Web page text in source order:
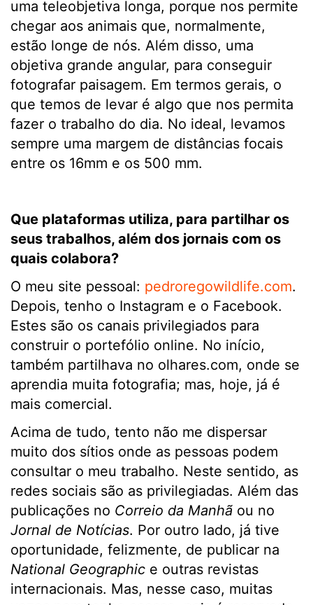
uma teleobjetiva longa, porque nos permite
chegar aos animais que, normalmente,
estão longe de nós. Além disso, uma
objetiva grande angular, para conseguir
fotografar paisagem. Em termos gerais, o
que temos de levar é algo que nos permita
fazer o trabalho do dia. No ideal, levamos
sempre uma margem de distâncias focais
entre os 16mm e os 500 mm.
Que plataformas utiliza, para partilhar os
seus trabalhos, além dos jornais com os
quais colabora?
O meu site pessoal: pedroregowildlife.com.
Depois, tenho o Instagram e o Facebook.
Estes são os canais privilegiados para
construir o portefólio online. No início,
também partilhava no olhares.com, onde se
aprendia muita fotografia; mas, hoje, já é
mais comercial.
Acima de tudo, tento não me dispersar
muito dos sítios onde as pessoas podem
consultar o meu trabalho. Neste sentido, as
redes sociais são as privilegiadas. Além das
publicações no Correio da Manhã ou no
Jornal de Notícias. Por outro lado, já tive
oportunidade, felizmente, de publicar na
National Geographic e outras revistas
internacionais. Mas, nesse caso, muitas